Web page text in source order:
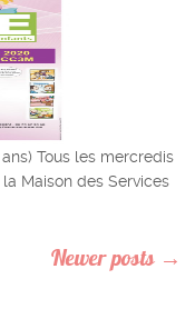
Tous les mercredis
Maison des Services
Newer posts →